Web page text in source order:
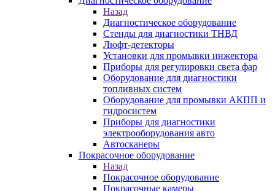
Назад
Диагностическое оборудование
Стенды для диагностики ТНВД
Люфт-детекторы
Установки для промывки инжектора
Приборы для регулировки света фар
Оборудование для диагностики
топливных систем
Оборудование для промывки АКПП и
гидросистем
Приборы для диагностики
электрооборудования авто
Автосканеры
Покрасочное оборудование
Назад
Покрасочное оборудование
Покрасочные камеры